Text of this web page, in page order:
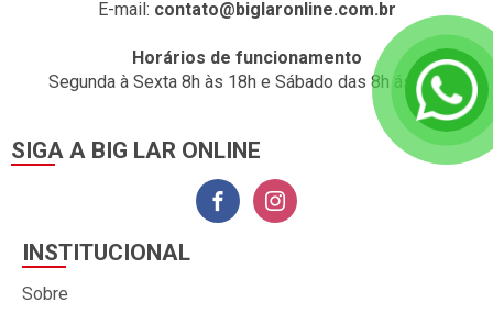
E-mail: contato@biglaronline.com.br
Horários de funcionamento
Segunda à Sexta 8h às 18h e Sábado das 8h ás 14h
SIGA A BIG LAR ONLINE
INSTITUCIONAL
Sobre